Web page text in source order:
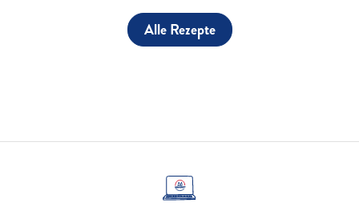
Alle Rezepte